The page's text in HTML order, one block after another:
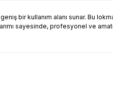
bir kullanım alanı sunar. Bu
sayesinde, profesyonel ve